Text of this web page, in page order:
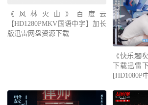
《风林火山》百度云
【HD1280PMKV国语中字】加长
版迅雷网盘资源下载
《快乐趣
下载迅雷
[HD1080P